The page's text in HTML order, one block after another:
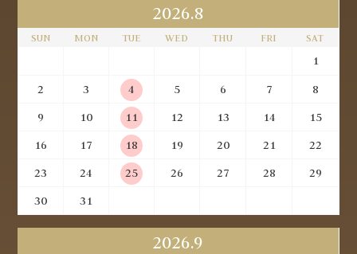
2026.8
SUN MON TUE WED THU FRI SAT
1
2
3 4 5 6 7
8
9
10 11 12 13 14
15
16
17 18 19 20 21
22
23
24 25 26 27 28
29
30
31
2026.9